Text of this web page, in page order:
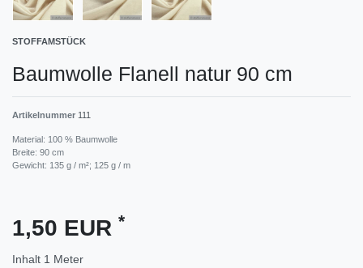
STOFFAMSTÜCK
Baumwolle Flanell natur 90 cm
Artikelnummer 111
Material: 100 % Baumwolle
Breite: 90 cm
Gewicht: 135 g / m²; 125 g / m
1,50 EUR *
Inhalt 1 Meter